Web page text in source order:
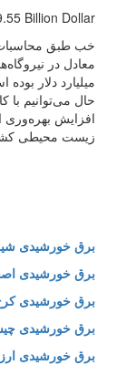
Billion Dollar
خب طبق
میلیارد دلار
حال می‌توانیم با
افزایش بهره‌وری
زیست محیطی
برق خورشیدی
برق خورشیدی
برق خورشیدی
برق خورشیدی
برق خورشیدی